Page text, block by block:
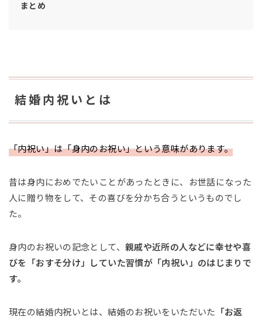
まとめ
結婚内祝いとは
「内祝い」は「身内のお祝い」という意味があります。
昔は身内におめでたいことがあったときに、お世話になった
人に贈り物をして、その喜びを分かち合うというものでし
た。
身内のお祝いの記念として、 親戚や近所の人などに幸せや喜
びを「おすそ分け」していた習慣が「内祝い」のはじまりで
す。
現在の結婚内祝いとは、結婚のお祝いをいただいた 「お返